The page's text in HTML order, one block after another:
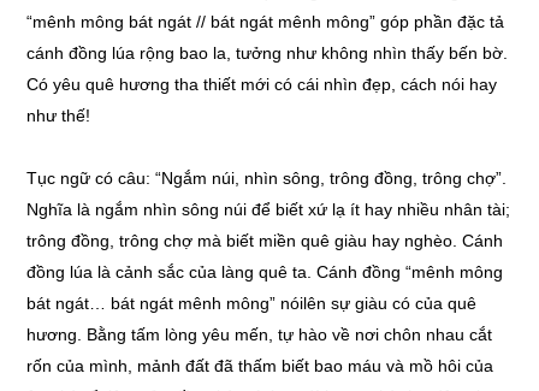
“mênh mông bát ngát // bát ngát mênh mông” góp phần đặc tả
cánh đồng lúa rộng bao la, tưởng như không nhìn thấy bến bờ.
Có yêu quê hương tha thiết mới có cái nhìn đẹp, cách nói hay
như thế!
Tục ngữ có câu: “Ngắm núi, nhìn sông, trông đồng, trông chợ”.
Nghĩa là ngắm nhìn sông núi để biết xứ lạ ít hay nhiều nhân tài;
trông đồng, trông chợ mà biết miền quê giàu hay nghèo. Cánh
đồng lúa là cảnh sắc của làng quê ta. Cánh đồng “mênh mông
bát ngát… bát ngát mênh mông” nóilên sự giàu có của quê
hương. Bằng tấm lòng yêu mến, tự hào về nơi chôn nhau cắt
rốn của mình, mảnh đất đã thấm biết bao máu và mồ hôi của